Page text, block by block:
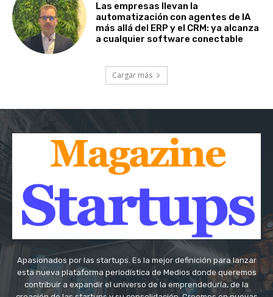
Las empresas llevan la
automatización con agentes de IA
más allá del ERP y el CRM: ya alcanza
a cualquier software conectable
Cargar más
Apasionados por las startups. Es la mejor definición para lanzar
esta nueva plataforma periodística de Medios donde queremos
contribuir a expandir el universo de la emprendeduría, de la